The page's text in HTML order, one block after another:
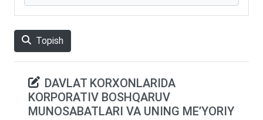
Topish
DAVLAT KORXONLARIDA
KORPORATIV BOSHQARUV
MUNOSABATLARI VA UNING ME’YORIY